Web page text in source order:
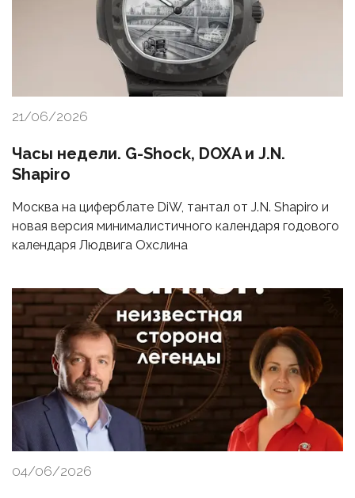
21/06/2026
Часы недели. G-Shock, DOXA и J.N.
Shapiro
Москва на циферблате DiW, тантал от J.N. Shapiro и
новая версия минималистичного календаря годового
календаря Людвига Охслина
04/06/2026